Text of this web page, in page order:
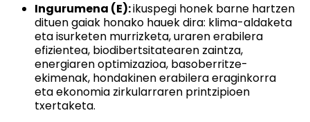
Ingurumena (E):ikuspegi honek barne hartzen
dituen gaiak honako hauek dira: klima-aldaketa
eta isurketen murrizketa, uraren erabilera
efizientea, biodibertsitatearen zaintza,
energiaren optimizazioa, basoberritze-
ekimenak, hondakinen erabilera eraginkorra
eta ekonomia zirkularraren printzipioen
txertaketa.